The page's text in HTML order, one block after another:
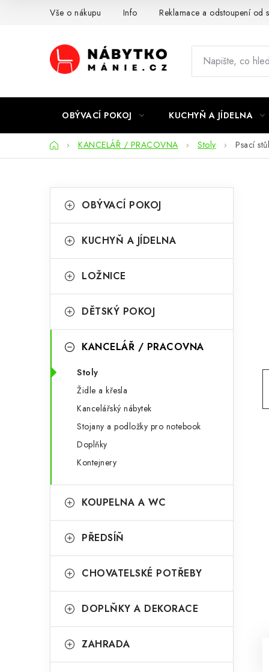
Vše o nákupu Info Reklamace a odstoupení od
OBÝVACÍ POKOJ KUCHYŇ A JÍDELNA
DomůKANCELÁŘ / PRACOVNA Stoly Psací
o
t
r
n
í
l
kategorie
a
e
o
i
OBÝVACÍ POKOJ
KUCHYŇ A JÍDELNA
LOŽNICE
DĚTSKÝ POKOJ
KANCELÁŘ / PRACOVNA
Stoly
Židle a křesla
Kancelářský nábytek
Stojany a podložky pro notebook
Doplňky
Kontejnery
KOUPELNA A WC
PŘEDSÍŇ
CHOVATELSKÉ POTŘEBY
DOPLŇKY A DEKORACE
ZAHRADA